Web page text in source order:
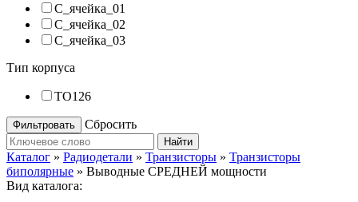
С_ячейка_01
С_ячейка_02
С_ячейка_03
Тип корпуса
ТО126
Сбросить
Найти
Каталог » Радиодетали » Транзисторы » Транзисторы
биполярные » Выводные СРЕДНЕЙ мощности
Вид каталога: